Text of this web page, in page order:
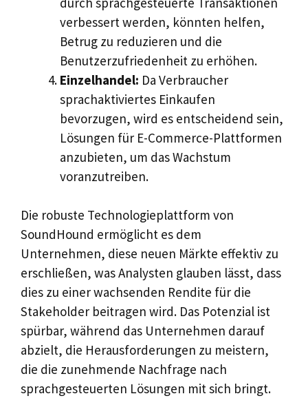
verbessert werden, könnten helfen,
Betrug zu reduzieren und die
Benutzerzufriedenheit zu erhöhen.
Einzelhandel: Da Verbraucher
sprachaktiviertes Einkaufen
bevorzugen, wird es entscheidend sein,
Lösungen für E-Commerce-Plattformen
anzubieten, um das Wachstum
voranzutreiben.
Die robuste Technologieplattform von
SoundHound ermöglicht es dem
Unternehmen, diese neuen Märkte effektiv zu
erschließen, was Analysten glauben lässt, dass
dies zu einer wachsenden Rendite für die
Stakeholder beitragen wird. Das Potenzial ist
spürbar, während das Unternehmen darauf
abzielt, die Herausforderungen zu meistern,
die die zunehmende Nachfrage nach
sprachgesteuerten Lösungen mit sich bringt.